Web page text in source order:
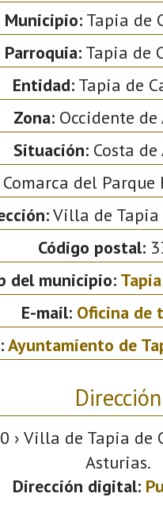
Municipio:Tapia de
Parroquia: Tapia de
Entidad:Tapia de
Zona:Occidente de
Situación:Costa de
Comarca del
Villa de Tapia
Código postal:
del municipio:
E-mail: Oficina de
Ayuntamiento de
Dirección
› Villa de Tapia de
Asturias.
Dirección digital: